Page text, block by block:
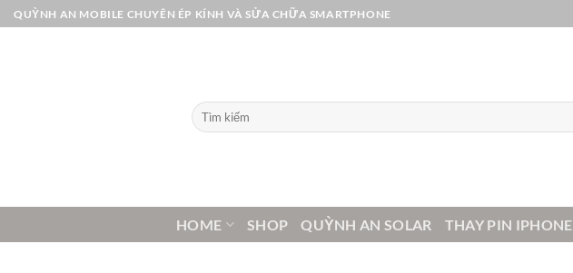
Bỏ
qua
QUỲNH AN MOBILE CHUYÊN ÉP KÍNH VÀ SỬA CHỮA SMARTPHONE
Tìm
kiếm:
HOME SHOP QUỲNH AN SOLAR THAY PIN IPHONE